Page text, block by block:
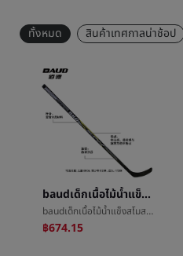
ทั้งหมด สินค้าเทศกาลน่าช้อป
baudเด็กเนื้อไม้น้ำแข็งสโมสรผู้ใหญ่ไม้ฮอกกี้สโมสรวัยรุ่นที่ดินน้ำแข็งสโมสรผู้เริ่มสโมสรโรงงาน
baudเด็กเนื้อไม้น้ำแข็งสโมสรผู้ใหญ่ไม้ฮอกกี้สโมสรวัยรุ่นที่ดินน้ำแข็งสโมสรผู้เริ่มสโมสรโรงงาน
฿674.15